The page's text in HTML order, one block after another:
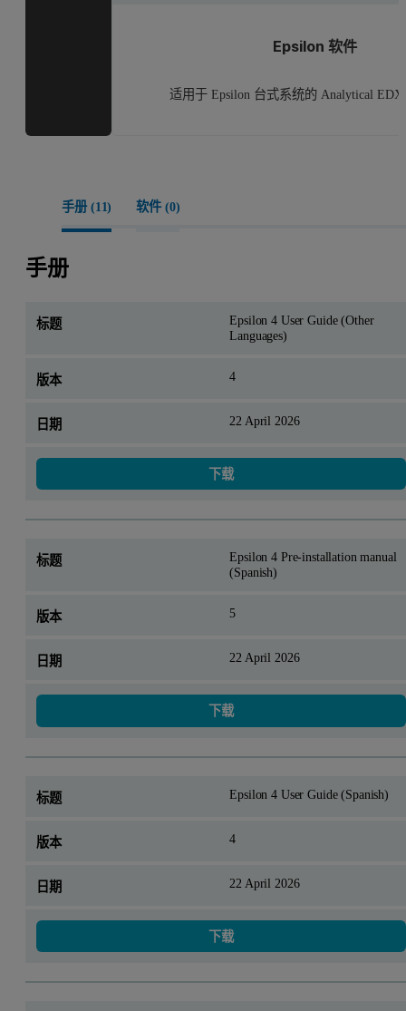
Epsilon 软件
适用于 Epsilon 台式系统的 Analytical
手册 (11) 软件 (0)
手册
Epsilon 4 User Guide (Other
Languages)
4
22 April 2026
下载
Epsilon 4 Pre-installation manual
(Spanish)
5
22 April 2026
下载
Epsilon 4 User Guide (Spanish)
4
22 April 2026
下载